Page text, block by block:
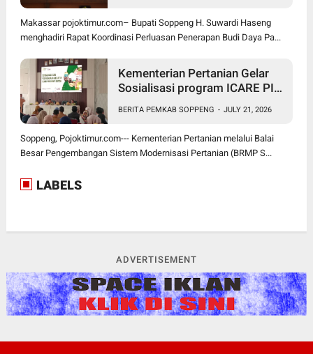
Makassar pojoktimur.com– Bupati Soppeng H. Suwardi Haseng
menghadiri Rapat Koordinasi Perluasan Penerapan Budi Daya Pa...
Kementerian Pertanian Gelar
Sosialisasi program ICARE PIU
BERITA PEMKAB SOPPENG - JULY 21, 2026
Soppeng, Pojoktimur.com--- Kementerian Pertanian melalui Balai
Besar Pengembangan Sistem Modernisasi Pertanian (BRMP S...
LABELS
ADVERTISEMENT